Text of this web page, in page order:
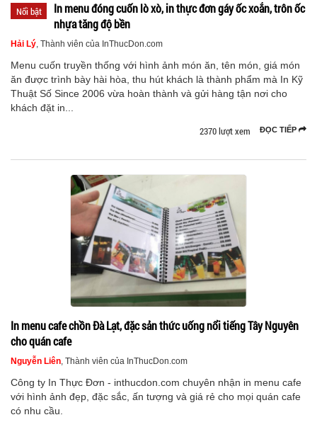
Nổi bật
In menu đóng cuốn lò xò, in thực đơn gáy ốc xoắn, trôn ốc
nhựa tăng độ bền
Hải Lý, Thành viên của InThucDon.com
Menu cuốn truyền thống với hình ảnh món ăn, tên món, giá món
ăn được trình bày hài hòa, thu hút khách là thành phẩm mà In Kỹ
Thuật Số Since 2006 vừa hoàn thành và gửi hàng tận nơi cho
khách đặt in...
ĐỌC TIẾP
2370 lượt xem
In menu cafe chồn Đà Lạt, đặc sản thức uống nổi tiếng Tây Nguyên
cho quán cafe
Nguyễn Liên, Thành viên của InThucDon.com
Công ty In Thực Đơn - inthucdon.com chuyên nhận in menu cafe
với hình ảnh đẹp, đặc sắc, ấn tượng và giá rẻ cho mọi quán cafe
có nhu cầu.